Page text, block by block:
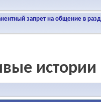
запрет на общение в
истории